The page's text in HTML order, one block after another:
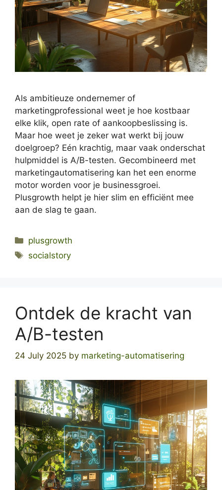
Als ambitieuze ondernemer of
marketingprofessional weet je hoe kostbaar
elke klik, open rate of aankoopbeslissing is.
Maar hoe weet je zeker wat werkt bij jouw
doelgroep? Eén krachtig, maar vaak onderschat
hulpmiddel is A/B-testen. Gecombineerd met
marketingautomatisering kan het een enorme
motor worden voor je businessgroei.
Plusgrowth helpt je hier slim en efficiënt mee
aan de slag te gaan.
Categories
plusgrowth
Tags
socialstory
Ontdek de kracht van
A/B-testen
24 July 2025 by marketing-automatisering